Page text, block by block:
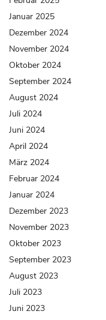
Januar 2025
Dezember 2024
November 2024
Oktober 2024
September 2024
August 2024
Juli 2024
Juni 2024
April 2024
März 2024
Februar 2024
Januar 2024
Dezember 2023
November 2023
Oktober 2023
September 2023
August 2023
Juli 2023
Juni 2023